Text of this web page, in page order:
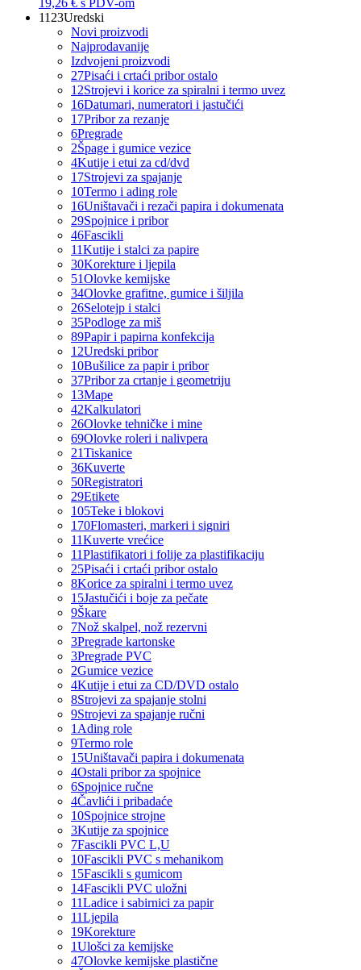
19,26 € s PDV-om
1123Uredski
Novi proizvodi
Najprodavanije
Izdvojeni proizvodi
27Pisaći i crtaći pribor ostalo
12Strojevi i korice za spiralni i termo uvez
16Datumari, numeratori i jastučići
17Pribor za rezanje
6Pregrade
2Špage i gumice vezice
4Kutije i etui za cd/dvd
17Strojevi za spajanje
10Termo i ading role
16Uništavači i rezači papira i dokumenata
29Spojnice i pribor
46Fascikli
11Kutije i stalci za papire
30Korekture i ljepila
51Olovke kemijske
34Olovke grafitne, gumice i šiljila
26Selotejp i stalci
35Podloge za miš
89Papir i papirna konfekcija
12Uredski pribor
10Bušilice za papir i pribor
37Pribor za crtanje i geometriju
13Mape
42Kalkulatori
26Olovke tehničke i mine
69Olovke roleri i nalivpera
21Tiskanice
36Kuverte
50Registratori
29Etikete
105Teke i blokovi
170Flomasteri, markeri i signiri
11Kuverte vrećice
11Plastifikatori i folije za plastifikaciju
25Pisaći i crtaći pribor ostalo
8Korice za spiralni i termo uvez
15Jastučići i boje za pečate
9Škare
7Nož skalpel, nož rezervni
3Pregrade kartonske
3Pregrade PVC
2Gumice vezice
4Kutije i etui za CD/DVD ostalo
8Strojevi za spajanje stolni
9Strojevi za spajanje ručni
1 Ading role
9Termo role
15Uništavači papira i dokumenata
4Ostali pribor za spojnice
6Spojnice ručne
4Čavlići i pribadaće
10Spojnice strojne
3Kutije za spojnice
7Fascikli PVC L,U
10Fascikli PVC s mehanikom
15Fascikli s gumicom
14Fascikli PVC uložni
11Ladice i sabirnici za papir
11Ljepila
19Korekture
1Ulošci za kemijske
47Olovke kemijske plastične